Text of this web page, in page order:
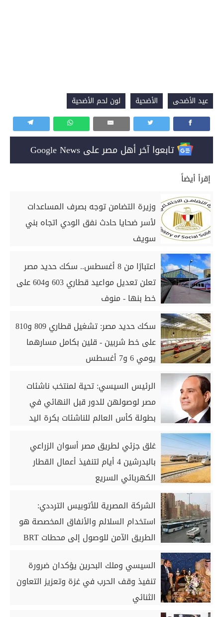
عيد الأضحى الأضحية لون لحم الأضحية
تابعوا آخر أهل مصر على Google News
إقرأ أيضاً
وزيرة التضامن توجه بصرف المساعدات
لأسر ضحايا حادث نفق الودي اتجاه بني
سويف
اعتبارًا من 8 أغسطس.. سكك حديد مصر
تعلن تعديل مواعيد قطاري 603 و604 على
خط بنها - منوف
سكك حديد مصر: تشغيل قطاري 809 و810
على خط شربين - قلين بكامل مسارهما
يومي 6 و7 أغسطس
الرئيس السيسي: تحية لمنتخب ناشئات
مصر لوصولهن للدور قبل النهائي في
بطولة كأس العالم للناشئات بكرة اليد
غلق جزئي لطريق مصر أسوان الزراعي
بالبدرشين 4 أيام لتنفيذ أعمال القطار
الكهربائي السريع
الشركة المصرية للأتوبيس الترددي:
استخدام السلالم والأنفاق المخصصة هو
الطريق الآمن للوصول إلى محطات BRT
السيسي وملك البحرين يؤكدان ضرورة
تنفيذ وقف الحرب في غزة وتعزيز التعاون
الثنائي